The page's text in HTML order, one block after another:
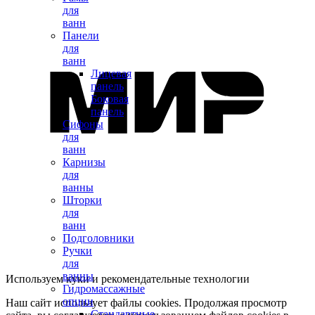
для
ванн
Панели
для
ванн
Лицевая
панель
Боковая
панель
Сифоны
для
ванн
Карнизы
для
ванны
Шторки
для
ванн
Подголовники
Ручки
для
ванны
Гидромассажные
опции
Используем куки и рекомендательные технологии
Наш сайт использует файлы cookies. Продолжая просмотр